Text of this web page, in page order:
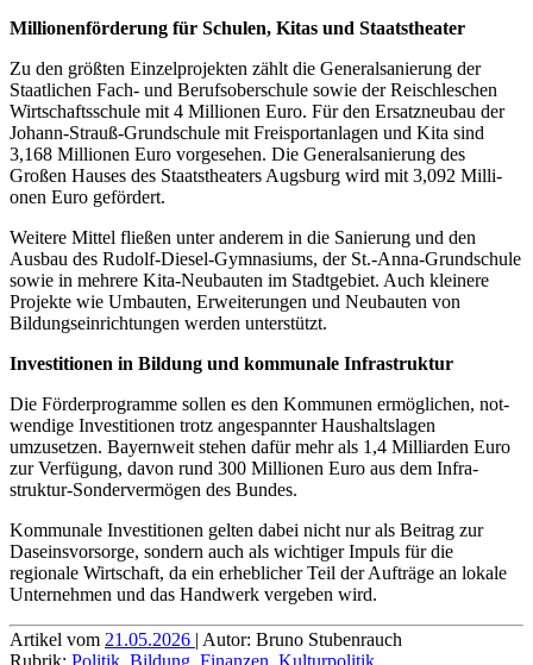
Millionenförderung für Schulen, Kitas und Staatstheater
Zu den größten Einzelprojekten zählt die General­sanierung der
Staat­lichen Fach- und Berufs­oberschule sowie der Reischle­schen
Wirt­schafts­schule mit 4 Milli­onen Euro. Für den Ersatz­neubau der
Johann-Strauß-Grundschule mit Freisport­anlagen und Kita sind
3,168 Milli­onen Euro vorgesehen. Die General­sanierung des
Großen Hauses des Staats­theaters Augsburg wird mit 3,092 Milli­
onen Euro gefördert.
Weitere Mittel fließen unter anderem in die Sanierung und den
Ausbau des Rudolf-Diesel-Gymnasiums, der St.-Anna-Grund­schule
sowie in mehrere Kita-Neubauten im Stadt­gebiet. Auch kleinere
Projekte wie Umbauten, Erweite­rungen und Neubauten von
Bildungs­ein­rich­tungen werden unterstützt.
Investitionen in Bildung und kommunale Infrastruktur
Die Förderprogramme sollen es den Kommunen ermög­lichen, not­
wendige Investi­tionen trotz ange­spannter Haus­halts­lagen
umzusetzen. Bayernweit stehen dafür mehr als 1,4 Milli­arden Euro
zur Verfügung, davon rund 300 Milli­onen Euro aus dem Infra­
struktur-Sonder­vermögen des Bundes.
Kommunale Investitionen gelten dabei nicht nur als Beitrag zur
Daseins­vorsorge, sondern auch als wichtiger Impuls für die
regionale Wirt­schaft, da ein erheb­licher Teil der Aufträge an lokale
Unter­nehmen und das Handwerk vergeben wird.
Artikel vom 21.05.2026 | Autor: Bruno Stubenrauch